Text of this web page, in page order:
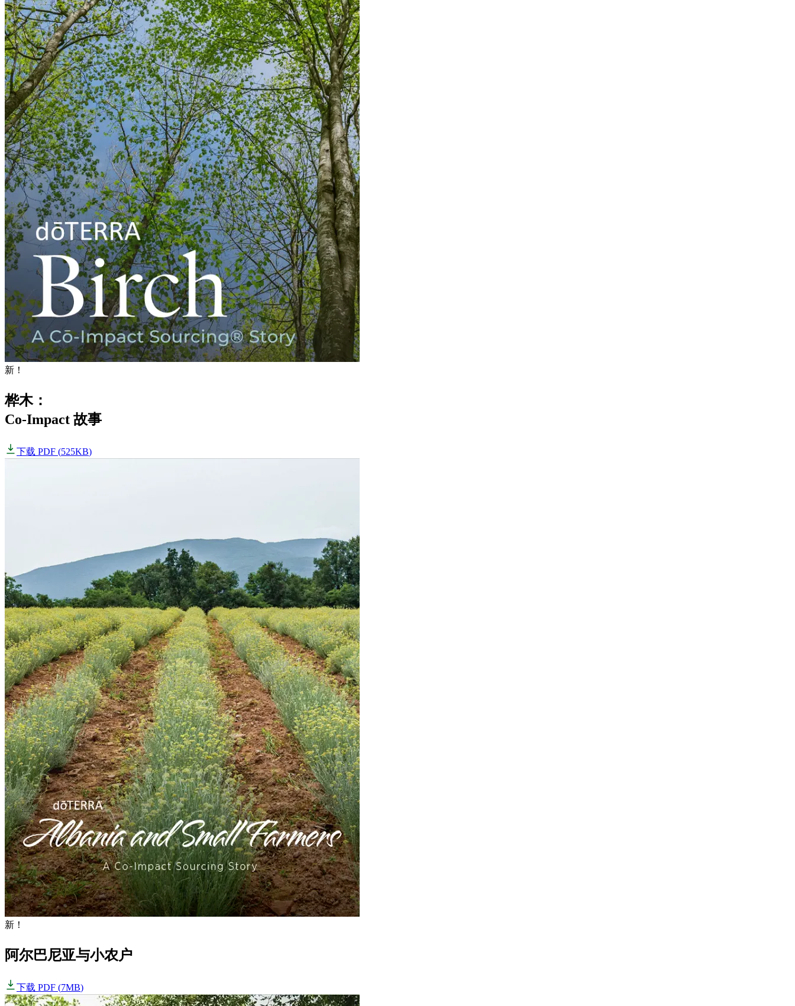
新！
桦木：
Co-Impact 故事
下载 PDF (525KB)
新！
阿尔巴尼亚与小农户
下载 PDF (7MB)